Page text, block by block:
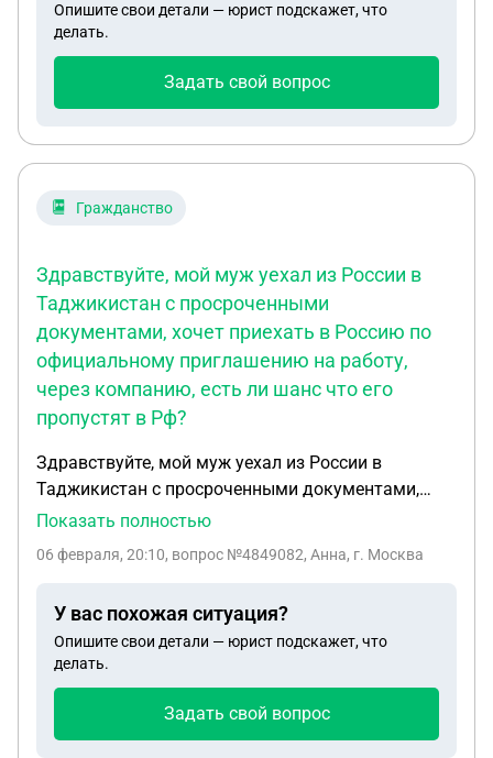
чего?), после чего со связи пропал Мы сейчас
хотим уточнить иск. Нам самим решать в счёт
то правила на такой случай?
Опишите свои детали — юрист подскажет, что
делать.
Задать свой вопрос
Гражданство
Здравствуйте, мой муж уехал из России в
Таджикистан с просроченными
документами, хочет приехать в Россию по
официальному приглашению на работу,
через компанию, есть ли шанс что его
пропустят в Рф?
Здравствуйте, мой муж уехал из России в
Таджикистан с просроченными документами,
хочет приехать в Россию по официальному
шанс что его пропустят в Рф?
Показать полностью
06 февраля, 20:10, вопрос №4849082, Анна, г. Москва
У вас похожая ситуация?
Опишите свои детали — юрист подскажет, что
делать.
Задать свой вопрос